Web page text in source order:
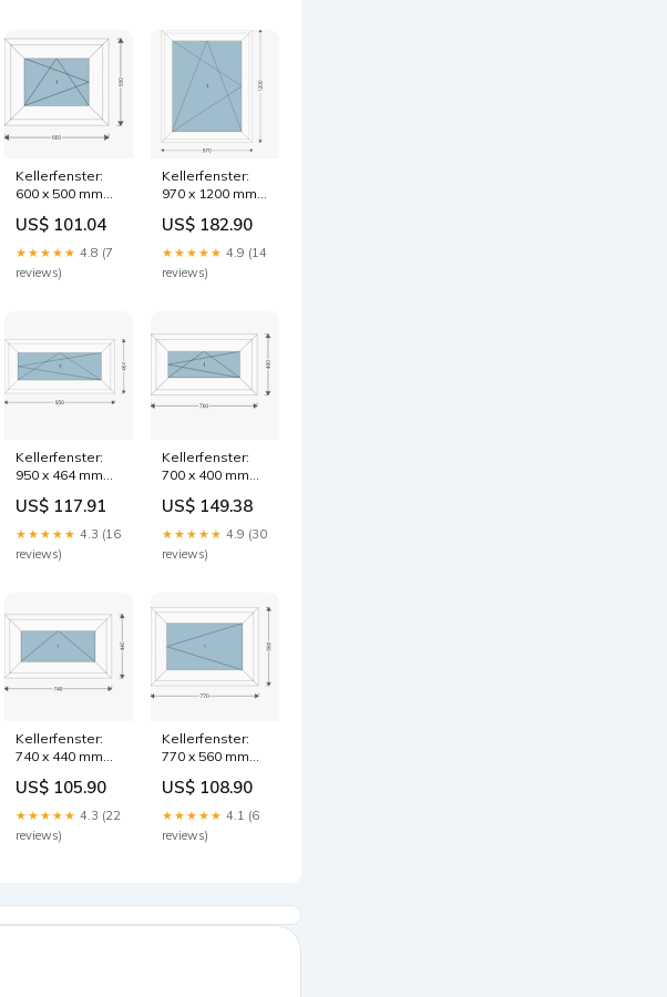
Kellerfenster:
600 x 500 mm
US$ 101.04
★★★★★ 4.8 (7
reviews)
Kellerfenster:
970 x 1200 mm
US$ 182.90
★★★★★ 4.9 (14
reviews)
Kellerfenster:
950 x 464 mm
US$ 117.91
★★★★★ 4.3 (16
reviews)
Kellerfenster:
700 x 400 mm
US$ 149.38
★★★★★ 4.9 (30
reviews)
Kellerfenster:
740 x 440 mm
US$ 105.90
★★★★★ 4.3 (22
reviews)
Kellerfenster:
770 x 560 mm
US$ 108.90
★★★★★ 4.1 (6
reviews)